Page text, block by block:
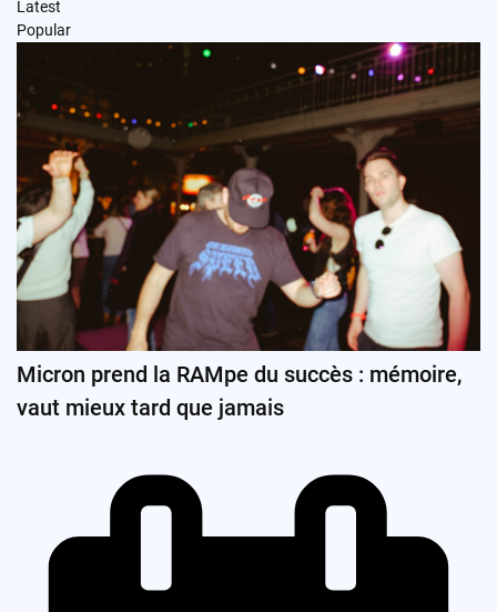
Latest
Popular
Micron prend la RAMpe du succès : mémoire,
vaut mieux tard que jamais